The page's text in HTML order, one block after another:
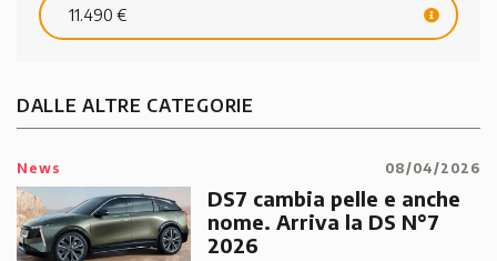
11.490 €
DALLE ALTRE CATEGORIE
News 08/04/2026
DS7 cambia pelle e anche
nome. Arriva la DS N°7
2026